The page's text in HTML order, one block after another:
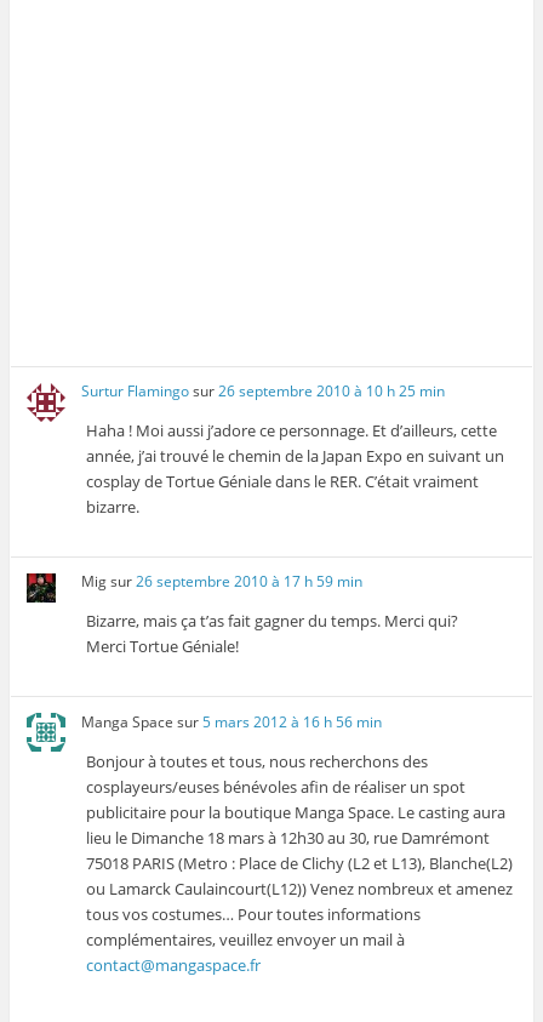
Surtur Flamingosur26 septembre 2010 à 10 h 25 min
Haha ! Moi aussi j’adore ce personnage. Et d’ailleurs, cette
année, j’ai trouvé le chemin de la Japan Expo en suivant un
cosplay de Tortue Géniale dans le RER. C’était vraiment
bizarre.
Migsur26 septembre 2010 à 17 h 59 min
Bizarre, mais ça t’as fait gagner du temps. Merci qui?
Merci Tortue Géniale!
Manga Space sur5 mars 2012 à 16 h 56 min
Bonjour à toutes et tous, nous recherchons des
cosplayeurs/euses bénévoles afin de réaliser un spot
publicitaire pour la boutique Manga Space. Le casting aura
lieu le Dimanche 18 mars à 12h30 au 30, rue Damrémont
75018 PARIS (Metro : Place de Clichy (L2 et L13), Blanche(L2)
ou Lamarck Caulaincourt(L12)) Venez nombreux et amenez
tous vos costumes… Pour toutes informations
complémentaires, veuillez envoyer un mail à
contact@mangaspace.fr